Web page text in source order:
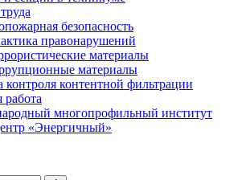
безопасность
правонарушений
материалы
материалы
контроля контентной фильтрации
работа
многопрофильный институт
«Энергичный»